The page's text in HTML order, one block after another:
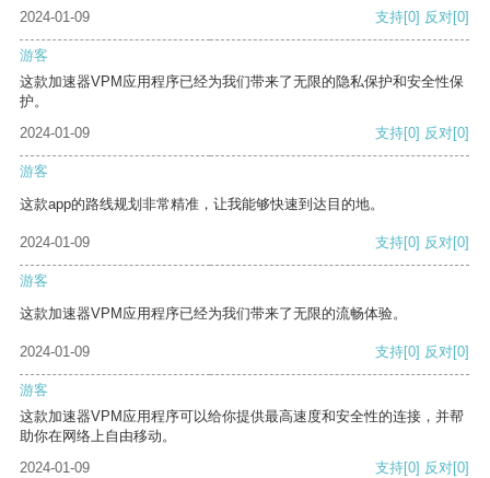
2024-01-09 支持[0] 反对[0]
游客
这款加速器VPM应用程序已经为我们带来了无限的隐私保护和安全性保
护。
2024-01-09
支持[0] 反对[0]
游客
这款app的路线规划非常精准，让我能够快速到达目的地。
2024-01-09 支持[0] 反对[0]
游客
这款加速器VPM应用程序已经为我们带来了无限的流畅体验。
2024-01-09 支持[0] 反对[0]
游客
这款加速器VPM应用程序可以给你提供最高速度和安全性的连接，并帮
助你在网络上自由移动。
2024-01-09
支持[0] 反对[0]